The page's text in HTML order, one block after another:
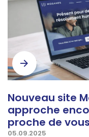
Nouveau site
approche
proche de vous
05.09.2025